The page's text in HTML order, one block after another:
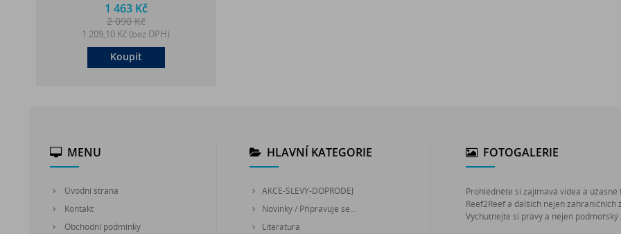
1 463 Kč
2 090 Kč
1 209,10 Kč (bez DPH)
Koupit
MENU
Úvodní strana
Kontakt
Obchodní podmínky
HLAVNÍ KATEGORIE
AKCE-SLEVY-DOPRODEJ
Novinky / Připravuje se...
Literatura
FOTOGALERIE
Prohlédněte si zajímavá videa a
Reef2Reef a dalších nejen zahraničních
Vychutnejte si pravý a nejen podmořský